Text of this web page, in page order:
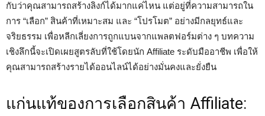
กับว่าคุณสามารถสร้างลิงก์ได้มากแค่ไหน แต่อยู่ที่ความสามารถใน
การ “เลือก” สินค้าที่เหมาะสม และ “โปรโมต” อย่างมีกลยุทธ์และ
จริยธรรม เพื่อหลีกเลี่ยงการถูกแบนจากแพลตฟอร์มต่าง ๆ บทความ
เชิงลึกนี้จะเปิดเผยสูตรลับที่ใช้โดยนัก Affiliate ระดับมืออาชีพ เพื่อให้
คุณสามารถสร้างรายได้ออนไลน์ได้อย่างมั่นคงและยั่งยืน
แก่นแท้ของการเลือกสินค้า Affiliate: